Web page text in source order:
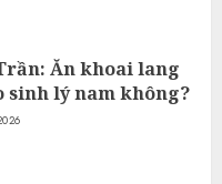
Ăn khoai lang
sinh lý nam không?